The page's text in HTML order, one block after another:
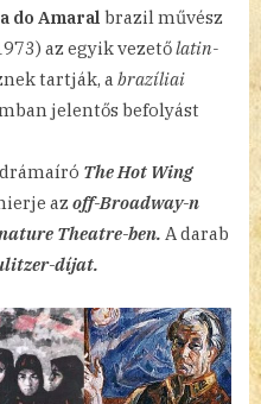
do Amaral brazil művész
az egyik vezetőlatin-
tartják, a brazíliai
jelentős befolyást
The Hot Wing
az off-Broadway-n
Theatre-ben. A darab
díjat.